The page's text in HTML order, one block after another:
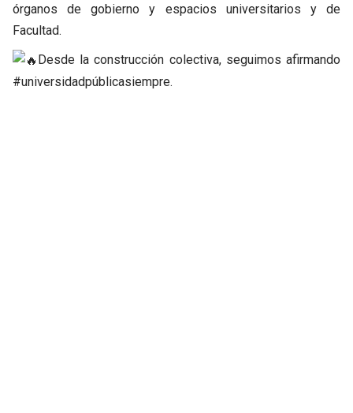
órganos de gobierno y espacios universitarios y de
Facultad.
Desde la construcción colectiva, seguimos afirmando
#universidadpúblicasiempre.